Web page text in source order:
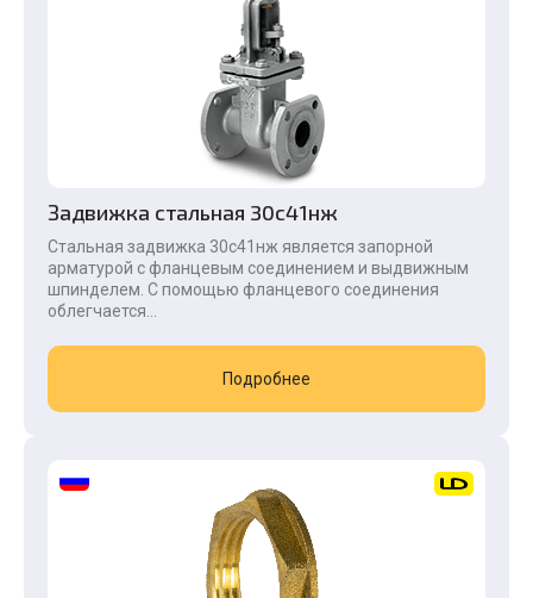
Задвижка стальная 30с41нж
Стальная задвижка 30с41нж является запорной
арматурой с фланцевым соединением и выдвижным
шпинделем. C помощью фланцевого соединения
облегчается...
Подробнее